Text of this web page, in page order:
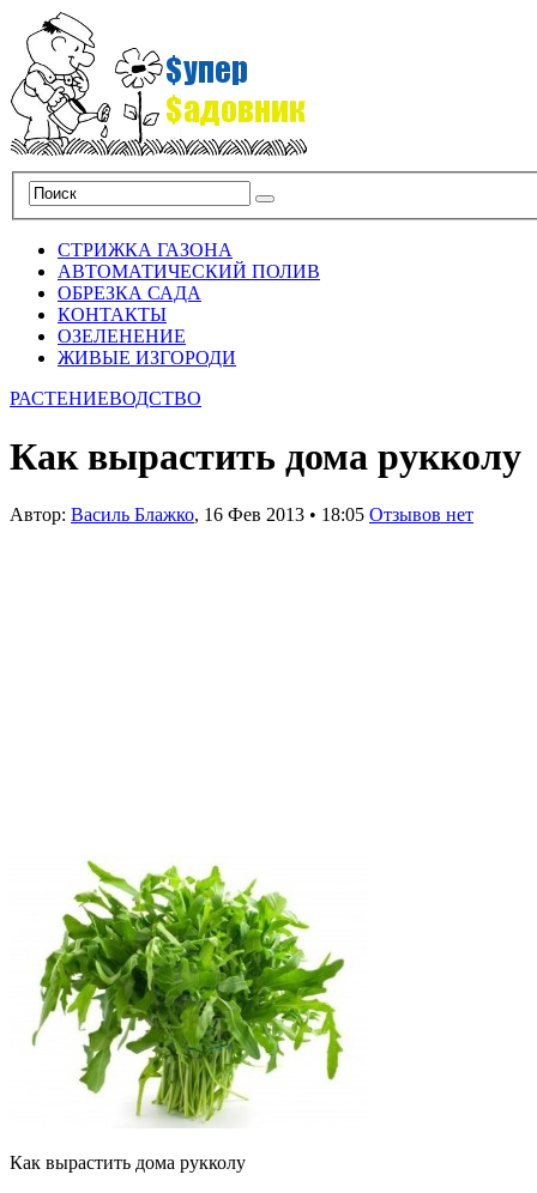
СТРИЖКА ГАЗОНА
АВТОМАТИЧЕСКИЙ ПОЛИВ
ОБРЕЗКА САДА
КОНТАКТЫ
ОЗЕЛЕНЕНИЕ
ЖИВЫЕ ИЗГОРОДИ
РАСТЕНИЕВОДСТВО
Как вырастить дома рукколу
Автор: Василь Блажко, 16 Фев 2013 • 18:05 Отзывов нет
Как вырастить дома рукколу